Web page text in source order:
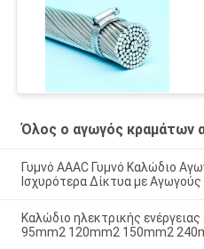
Όλος ο αγωγός κραμάτων
Γυμνό AAAC Γυμνό Καλώδιο
Ισχυρότερα Δίκτυα με
Καλώδιο ηλεκτρικής
95mm2 120mm2 150mm2